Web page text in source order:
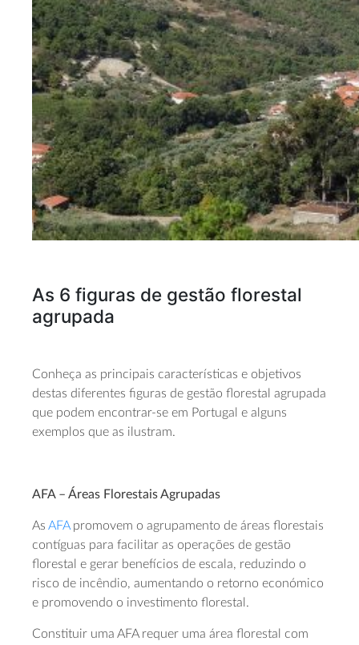
As 6 figuras de gestão florestal
agrupada
Conheça as principais características e objetivos
destas diferentes figuras de gestão florestal agrupada
que podem encontrar-se em Portugal e alguns
exemplos que as ilustram.
AFA – Áreas Florestais Agrupadas
As AFApromovem o agrupamento de áreas florestais
contíguas para facilitar as operações de gestão
florestal e gerar benefícios de escala, reduzindo o
risco de incêndio, aumentando o retorno económico
e promovendo o investimento florestal.
Constituir uma AFA requer uma área florestal com